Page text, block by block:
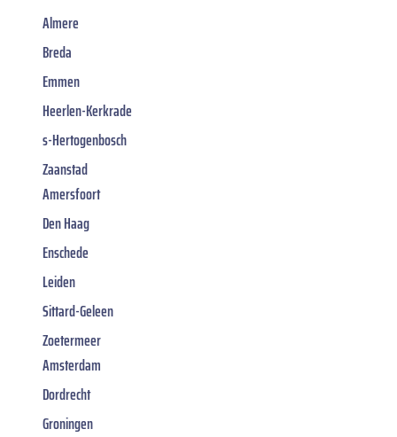
Almere
Breda
Emmen
Heerlen-Kerkrade
s-Hertogenbosch
Zaanstad
Amersfoort
Den Haag
Enschede
Leiden
Sittard-Geleen
Zoetermeer
Amsterdam
Dordrecht
Groningen